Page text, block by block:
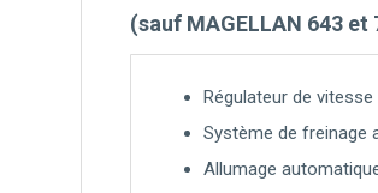
(sauf MAGELLAN 643 et
Régulateur de
Système de freinage
Allumage